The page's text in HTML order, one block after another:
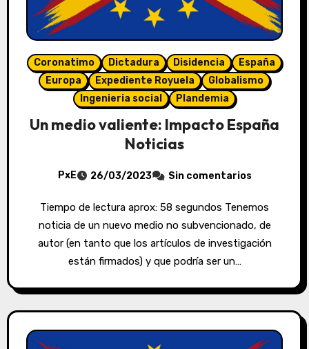
Coronatimo Dictadura Disidencia
España
Europa
Expediente Royuela
Globalismo
Ingenieria social
Plandemia
Un medio valiente: Impacto España
Noticias
PxE 26/03/2023 Sin comentarios
Tiempo de lectura aprox: 58 segundos Tenemos
noticia de un nuevo medio no subvencionado, de
autor (en tanto que los artículos de investigación
están firmados) y que podría ser un…